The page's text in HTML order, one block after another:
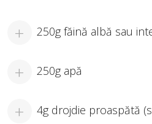
250g făină albă sau
250g apă
4g drojdie proaspătă